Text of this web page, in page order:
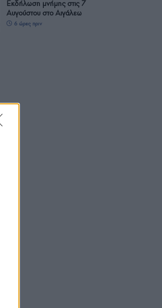
Εκδήλωση μνήμης στις 7
Αυγούστου στο Αιγάλεω
6 ώρες πριν